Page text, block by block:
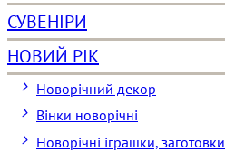
СУВЕНІРИ
НОВИЙ РІК
Новорічний декор
Вінки новорічні
Новорічні іграшки, заготовки